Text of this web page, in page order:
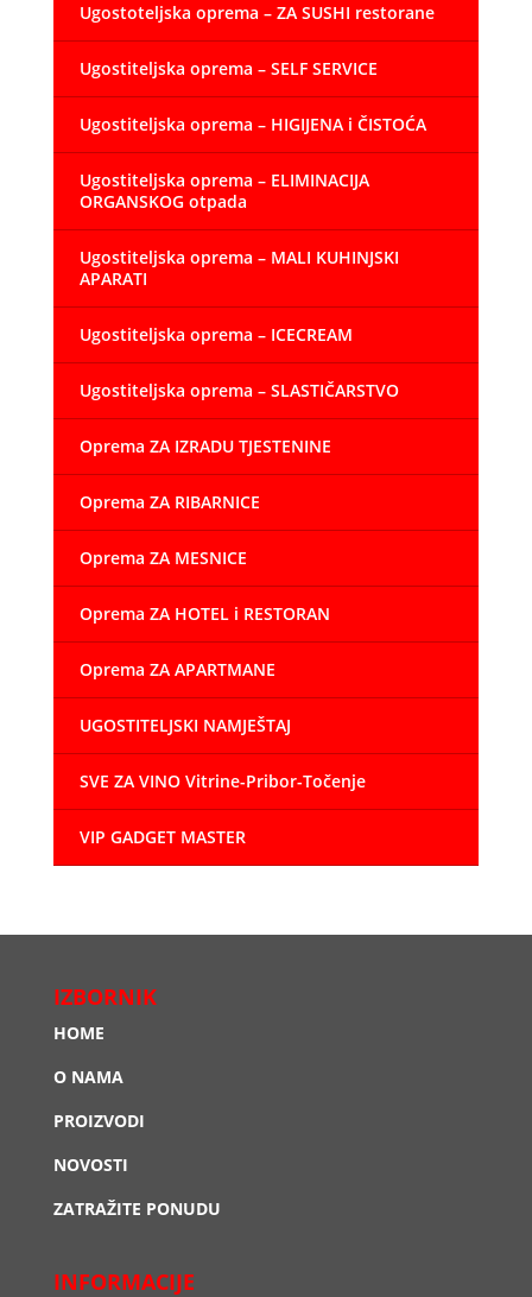
Ugostoteljska oprema – ZA SUSHI restorane
Ugostiteljska oprema – SELF SERVICE
Ugostiteljska oprema – HIGIJENA i ČISTOĆA
Ugostiteljska oprema – ELIMINACIJA
ORGANSKOG otpada
Ugostiteljska oprema – MALI KUHINJSKI
APARATI
Ugostiteljska oprema – ICECREAM
Ugostiteljska oprema – SLASTIČARSTVO
Oprema ZA IZRADU TJESTENINE
Oprema ZA RIBARNICE
Oprema ZA MESNICE
Oprema ZA HOTEL i RESTORAN
Oprema ZA APARTMANE
UGOSTITELJSKI NAMJEŠTAJ
SVE ZA VINO Vitrine-Pribor-Točenje
VIP GADGET MASTER
IZBORNIK
HOME
O NAMA
PROIZVODI
NOVOSTI
ZATRAŽITE PONUDU
INFORMACIJE